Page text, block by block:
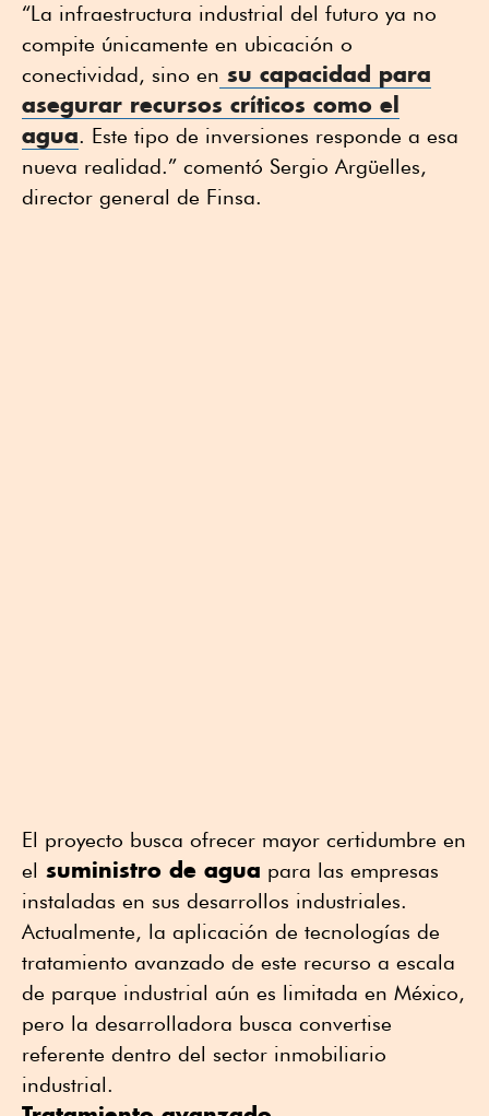
“La infraestructura industrial del futuro ya no
compite únicamente en ubicación o
conectividad, sino en su capacidad para
asegurar recursos críticos como el
agua. Este tipo de inversiones responde a esa
nueva realidad.” comentó Sergio Argüelles,
director general de Finsa.
El proyecto busca ofrecer mayor certidumbre en
el suministro de agua para las empresas
instaladas en sus desarrollos industriales.
Actualmente, la aplicación de tecnologías de
tratamiento avanzado de este recurso a escala
de parque industrial aún es limitada en México,
pero la desarrolladora busca convertise
referente dentro del sector inmobiliario
industrial.